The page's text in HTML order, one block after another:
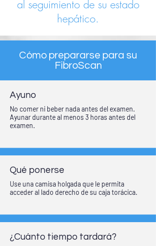
al seguimiento de su estado
hepático.
Cómo prepararse para su
FibroScan
Ayuno
No comer ni beber nada antes del examen.
Ayunar durante al menos 3 horas antes del
examen.
Qué ponerse
Use una camisa holgada que le permita
acceder al lado derecho de su caja torácica.
¿Cuánto tiempo tardará?